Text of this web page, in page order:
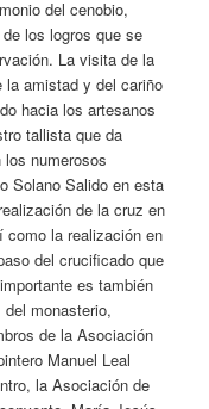
del cenobio,
los logros que se
La visita de la
la amistad y del cariño
hacia los artesanos
tallista que da
numerosos
Solano Salido en esta
de la cruz en
como la realización en
del crucificado que
es también
monasterio,
de la Asociación
Manuel Leal
la Asociación de